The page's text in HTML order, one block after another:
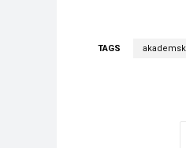
TAGS